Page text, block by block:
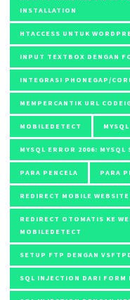
INSTALLATION
HTACCESS UNTUK
INPUT TEXTBOX DENGAN
INTEGRASI PHONEGAP/
MEMPERCANTIK URL
MOBILEDETECT MYSQL
MYSQL ERROR 2006: MYSQL
PARA PENCELA PARA
REDIRECT MOBILE
REDIRECT OTOMATIS KE
MOBILEDETECT
SETUP FTP DENGAN
SQL INJECTION DARI FORM